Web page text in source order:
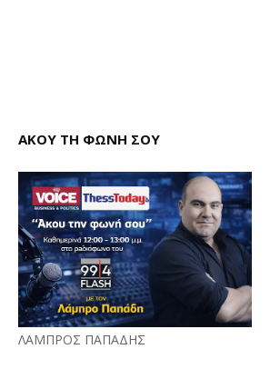
ΑΚΟΥ ΤΗ ΦΩΝΗ ΣΟΥ
ΛΑΜΠΡΟΣ ΠΑΠΑΔΗΣ